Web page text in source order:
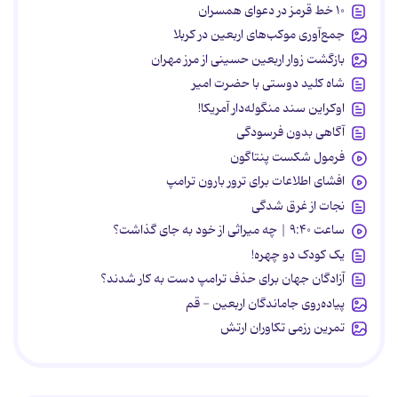
۱۰ خط قرمز در دعوای همسران
جمع‌آوری موکب‌های اربعین در کربلا
بازگشت زوار اربعین حسینی از مرز مهران
شاه کلید دوستی با حضرت امیر
اوکراین سند منگوله‌دار آمریکا!
آگاهی بدون فرسودگی
فرمول شکست پنتاگون
افشای اطلاعات برای ترور بارون ترامپ
نجات از غرق شدگی
ساعت ۹:۴۰ | چه میراثی از خود به جای گذاشت؟
یک کودک دو چهره!
آزادگان جهان برای حذف ترامپ دست به کار شدند؟
پیاده‌روی جاماندگان اربعین - قم
تمرین رزمی تکاوران ارتش